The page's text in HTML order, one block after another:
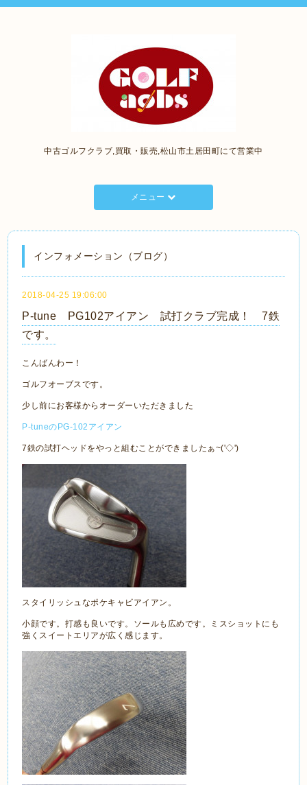
中古ゴルフクラブ,買取・販売,松山市土居田町にて営業中
メニュー
インフォメーション（ブログ）
2018-04-25 19:06:00
P-tune PG102アイアン 試打クラブ完成！ 7鉄
です。
こんばんわー！
ゴルフオーブスです。
少し前にお客様からオーダーいただきました
P-tuneのPG-102アイアン
7鉄の試打ヘッドをやっと組むことができましたぁ~('◇')ゞ
スタイリッシュなポケキャビアイアン。
小顔です。打感も良いです。ソールも広めです。ミスショットにも
強くスイートエリアが広く感じます。